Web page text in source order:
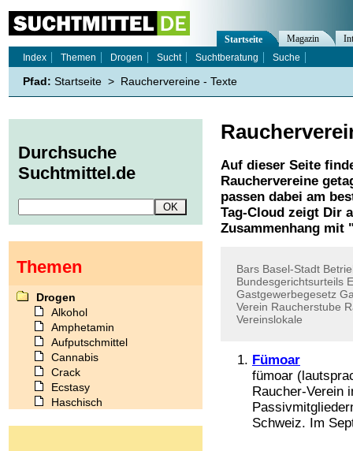
Auf dieser Seite
Rauchervereine
passen dabei am
Tag-Cloud zeigt Dir
Zusammenhang mit
Bars Basel-Stadt
Bundesgerichtsurteils
Gastgewerbegesetz
Verein Raucherstube
Vereinslokale
Fümoar
fümoar
Raucher-Verein
Schweiz. Im
Startseite Magazin
Index
Themen Drogen Sucht Suchtberatung Suche
Pfad: Startseite > Rauchervereine - Texte
Durchsuche
Suchtmittel.de
Themen
Drogen
Alkohol
Amphetamin
Aufputschmittel
Cannabis
Crack
Ecstasy
Haschisch